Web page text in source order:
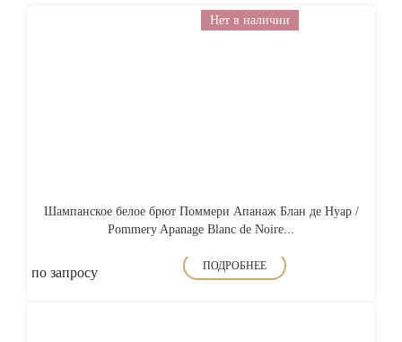
Нет в наличии
Шампанское белое брют Поммери Апанаж Блан де Нуар /
Pommery Apanage Blanc de Noire...
по запросу ПОДРОБНЕЕ